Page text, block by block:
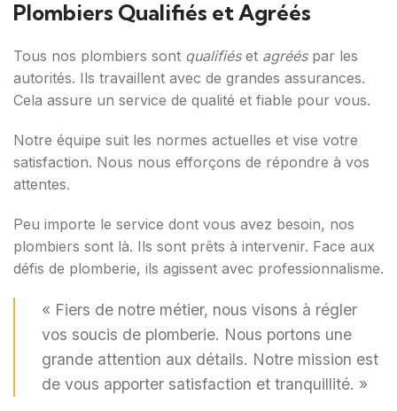
Plombiers Qualifiés et Agréés
Tous nos plombiers sont qualifiéset agrééspar les
autorités. Ils travaillent avec de grandes assurances.
Cela assure un service de qualité et fiable pour vous.
Notre équipe suit les normes actuelles et vise votre
satisfaction. Nous nous efforçons de répondre à vos
attentes.
Peu importe le service dont vous avez besoin, nos
plombiers sont là. Ils sont prêts à intervenir. Face aux
défis de plomberie, ils agissent avec professionnalisme.
« Fiers de notre métier, nous visons à régler
vos soucis de plomberie. Nous portons une
grande attention aux détails. Notre mission est
de vous apporter satisfaction et tranquillité. »